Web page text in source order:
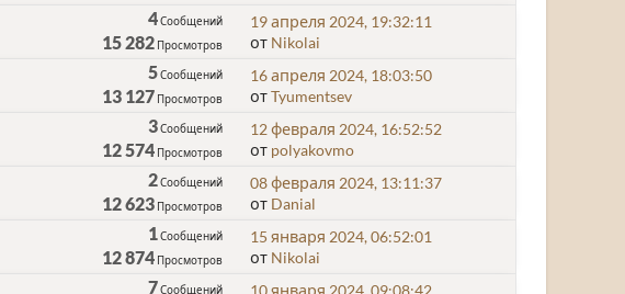
4Сообщений
15 282 Просмотров
19 апреля 2024, 19:32:11
от Nikolai
5Сообщений
13 127 Просмотров
16 апреля 2024, 18:03:50
отTyumentsev
3Сообщений
12 574 Просмотров
12 февраля 2024, 16:52:52
от polyakovmo
2Сообщений
12 623 Просмотров
08 февраля 2024, 13:11:37
от Danial
1 Сообщений
12 874 Просмотров
15 января 2024, 06:52:01
от Nikolai
7Сообщений
10 января 2024, 09:08:42